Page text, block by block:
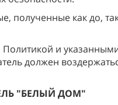
полученные как до,
и
должен
"БЕЛЫЙ ДОМ"